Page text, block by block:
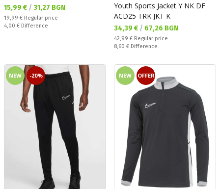
Текуща цена:
15,99 € / 31,27 BGN
Regular price:
19,99 € Regular price
Спестявате:
4,00 € Difference
Youth Sports Jacket Y NK DF
ACD25 TRK JKT K
Текуща цена:
34,39 € / 67,26 BGN
Regular price:
42,99 € Regular price
Спестявате:
8,60 € Difference
NEW -20% NEW OFFER